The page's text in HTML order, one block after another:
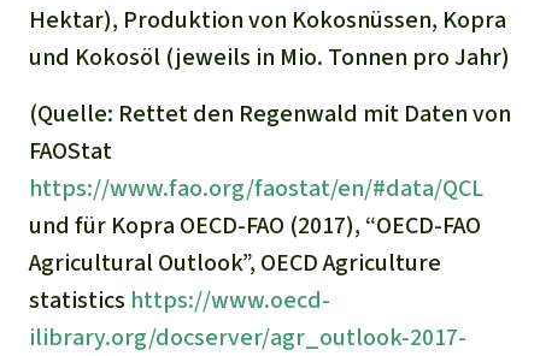
Hektar), Produktion von Kokosnüssen, Kopra
und Kokosöl (jeweils in Mio. Tonnen pro Jahr)
(Quelle: Rettet den Regenwald mit Daten von
FAOStat
https://www.fao.org/faostat/en/#data/QCL
und für Kopra OECD-FAO (2017), “OECD-FAO
Agricultural Outlook”, OECD Agriculture
statistics https://www.oecd-
ilibrary.org/docserver/agr_outlook-2017-